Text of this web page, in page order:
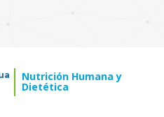
Nutrición Humana y
Dietética